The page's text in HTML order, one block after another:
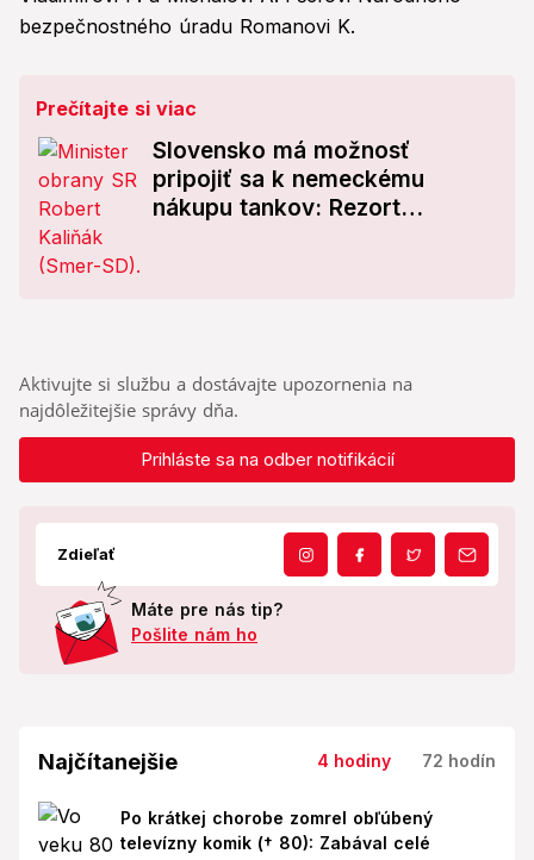
bezpečnostného úradu Romanovi K.
Prečítajte si viac
Slovensko má možnosť
pripojiť sa k nemeckému
nákupu tankov: Rezort
Aktivujte si službu a dostávajte upozornenia na
najdôležitejšie správy dňa.
Prihláste sa na odber notifikácií
Zdieľať
Máte pre nás tip?
Pošlite nám ho
Najčítanejšie 4 hodiny 72 hodín
Po krátkej chorobe zomrel obľúbený
televízny komik († 80): Zabával celé